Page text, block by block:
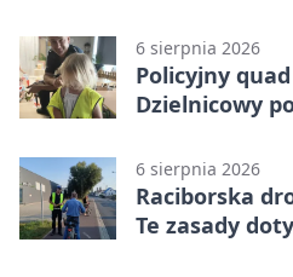
6 sierpnia 2026
Policyjny
Dzielnicowy
6 sierpnia 2026
Raciborska
Te zasady